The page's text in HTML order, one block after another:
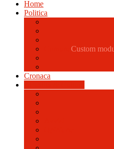
Home
Politica
Custom
Cronaca